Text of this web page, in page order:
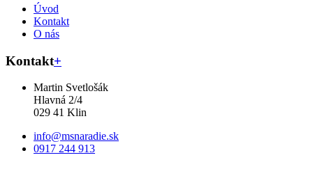
Úvod
Kontakt
O nás
Kontakt+
Martin Svetlošák
Hlavná 2/4
029 41 Klin
info@msnaradie.sk
0917 244 913